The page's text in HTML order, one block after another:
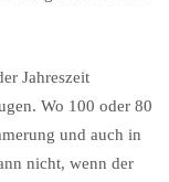
Jahreszeit
Wo 100 oder 80
und auch in
nicht, wenn der